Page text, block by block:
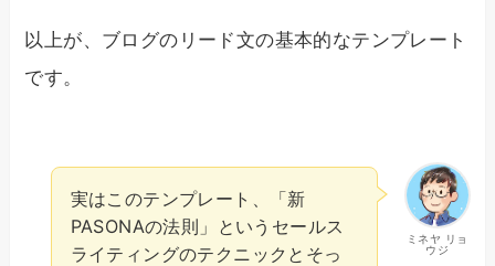
以上が、ブログのリード文の基本的なテンプレート
です。
ミネヤ リョ
ウジ
実はこのテンプレート、「新
PASONAの法則」というセールス
ライティングのテクニックとそっ